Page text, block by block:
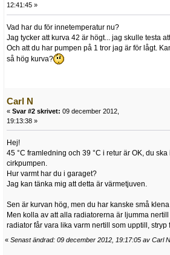
12:41:45 »
Vad har du för innetemperatur nu?
Jag tycker att kurva 42 är högt... jag skulle testa
Och att du har pumpen på 1 tror jag är för lågt.
så hög kurva?
Carl N
« Svar #2 skrivet: 09 december 2012,
19:13:38 »
Hej!
45 °C framledning och 39 °C i retur är OK, du ska
cirkpumpen.
Hur varmt har du i garaget?
Jag kan tänka mig att detta är värmetjuven.
Sen är kurvan hög, men du har kanske små
Men kolla av att alla radiatorerna är ljumma
radiator får vara lika varm nertill som upptill, stryp
« Senast ändrad: 09 december 2012, 19:17:05 av Carl N